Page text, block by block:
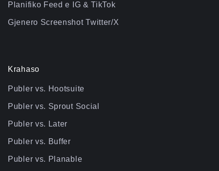
Planifiko Feed e IG & TikTok
Gjenero Screenshot Twitter/X
Krahaso
Publer vs. Hootsuite
Publer vs. Sprout Social
Publer vs. Later
Publer vs. Buffer
Publer vs. Planable